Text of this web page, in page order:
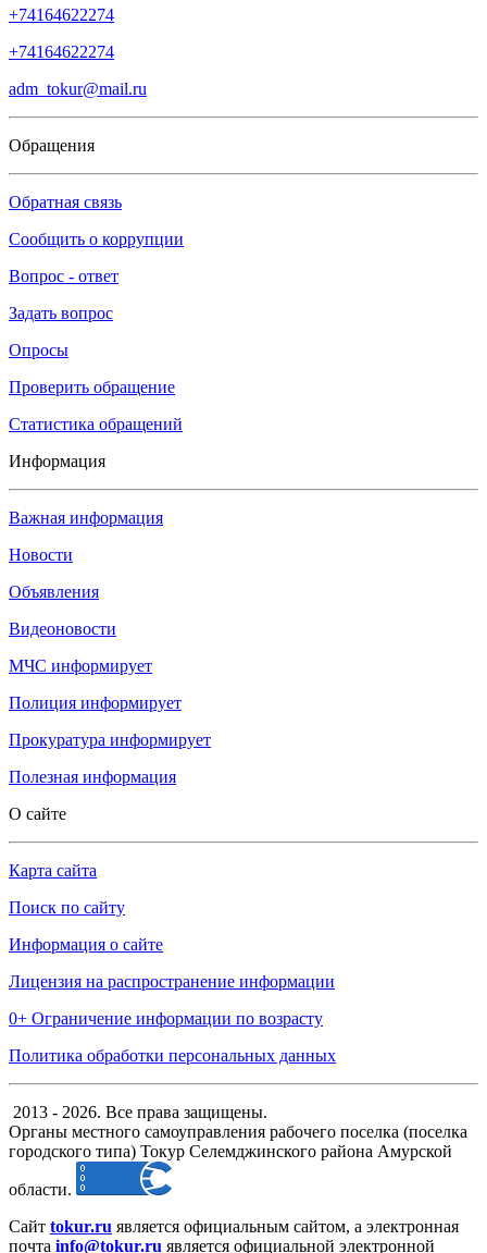
+74164622274
+74164622274
adm_tokur@mail.ru
Обращения
Обратная связь
Сообщить о коррупции
Вопрос - ответ
Задать вопрос
Опросы
Проверить обращение
Статистика обращений
Информация
Важная информация
Новости
Объявления
Видеоновости
МЧС информирует
Полиция информирует
Прокуратура информирует
Полезная информация
О сайте
Карта сайта
Поиск по сайту
Информация о сайте
Лицензия на распространение информации
0+ Ограничение информации по возрасту
Политика обработки персональных данных
2013 - 2026. Все права защищены.
Органы местного самоуправления рабочего поселка (поселка
городского типа) Токур Селемджинского района Амурской
области.
Сайт tokur.ru является официальным сайтом, а электронная
почта info@tokur.ru является официальной электронной